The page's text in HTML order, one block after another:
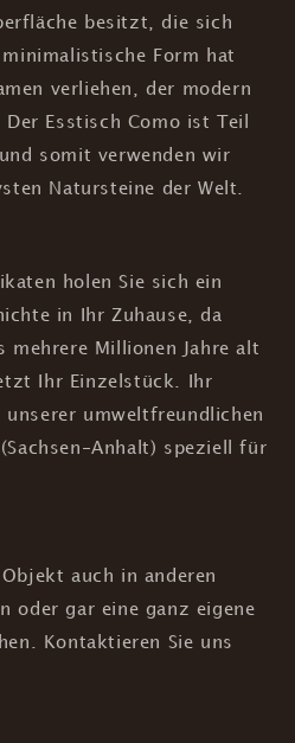
besitzt, die sich
Form hat
verliehen, der modern
Esstisch Como ist Teil
somit verwenden wir
Natursteine der Welt.
holen Sie sich ein
in Ihr Zuhause, da
mehrere Millionen Jahre alt
Ihr Einzelstück. Ihr
umweltfreundlichen
Anhalt) speziell für
auch in anderen
oder gar eine ganz eigene
Kontaktieren Sie uns